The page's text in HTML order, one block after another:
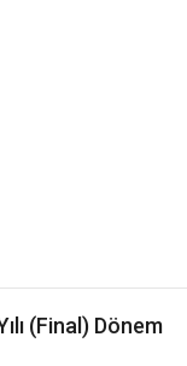
(Final) Dönem